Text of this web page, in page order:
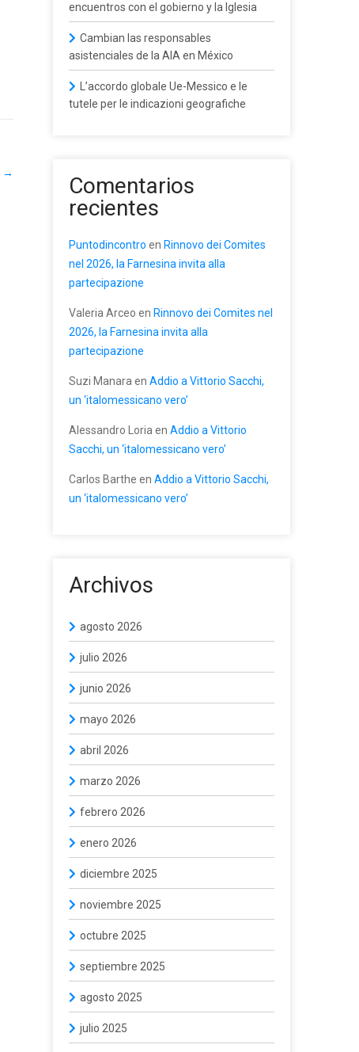
→
encuentros con el gobierno y la Iglesia
Cambian las responsables
asistenciales de la AIA en México
L’accordo globale Ue-Messico e le
tutele per le indicazioni geografiche
Comentarios
recientes
Puntodincontro en Rinnovo dei Comites
nel 2026, la Farnesina invita alla
partecipazione
Valeria Arceo en Rinnovo dei Comites nel
2026, la Farnesina invita alla
partecipazione
Suzi Manara en Addio a Vittorio Sacchi,
un ‘italomessicano vero’
Alessandro Loria en Addio a Vittorio
Sacchi, un ‘italomessicano vero’
Carlos Barthe en Addio a Vittorio Sacchi,
un ‘italomessicano vero’
Archivos
agosto 2026
julio 2026
junio 2026
mayo 2026
abril 2026
marzo 2026
febrero 2026
enero 2026
diciembre 2025
noviembre 2025
octubre 2025
septiembre 2025
agosto 2025
julio 2025